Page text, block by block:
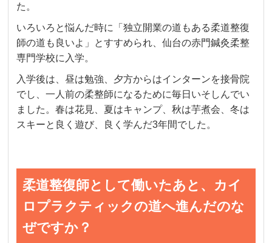
た。
いろいろと悩んだ時に「独立開業の道もある柔道整復
師の道も良いよ」とすすめられ、仙台の赤門鍼灸柔整
専門学校に入学。
入学後は、昼は勉強、夕方からはインターンを接骨院
でし、一人前の柔整師になるために毎日いそしんでい
ました。春は花見、夏はキャンプ、秋は芋煮会、冬は
スキーと良く遊び、良く学んだ3年間でした。
柔道整復師として働いたあと、カイ
ロプラクティックの道へ進んだのな
ぜですか？